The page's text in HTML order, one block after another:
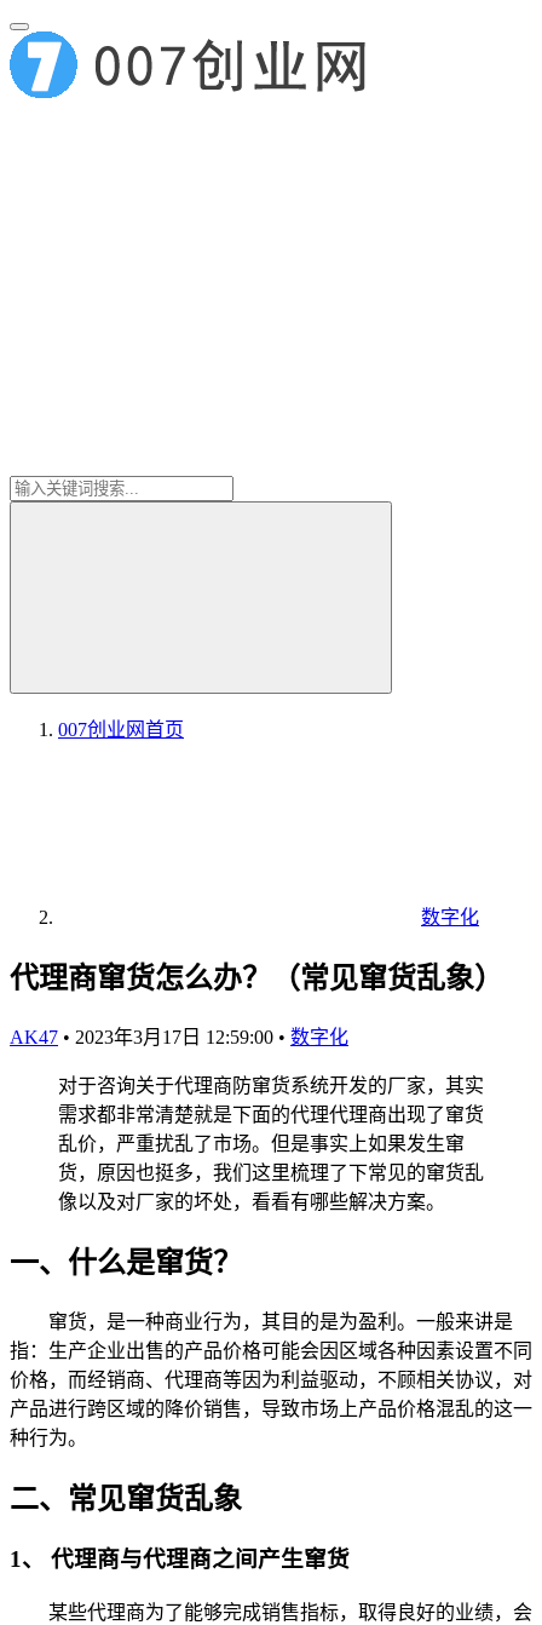
007创业网首页
数字化
代理商窜货怎么办？（常见窜货乱象）
AK47 • 2023年3月17日 12:59:00 • 数字化
对于咨询关于代理商防窜货系统开发的厂家，其实
需求都非常清楚就是下面的代理代理商出现了窜货
乱价，严重扰乱了市场。但是事实上如果发生窜
货，原因也挺多，我们这里梳理了下常见的窜货乱
像以及对厂家的坏处，看看有哪些解决方案。
一、什么是窜货？
窜货，是一种商业行为，其目的是为盈利。一般来讲是
指：生产企业出售的产品价格可能会因区域各种因素设置不同
价格，而经销商、代理商等因为利益驱动，不顾相关协议，对
产品进行跨区域的降价销售，导致市场上产品价格混乱的这一
种行为。
二、常见窜货乱象
1、 代理商与代理商之间产生窜货
某些代理商为了能够完成销售指标，取得良好的业绩，会